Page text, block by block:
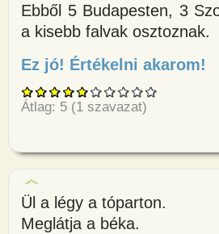
Ebből 5 Budapesten, 3
a kisebb falvak osztoznak.
Ez jó! Értékelni akarom!
Átlag: 5 (1 szavazat)
Ül a légy a tóparton.
Meglátja a béka.